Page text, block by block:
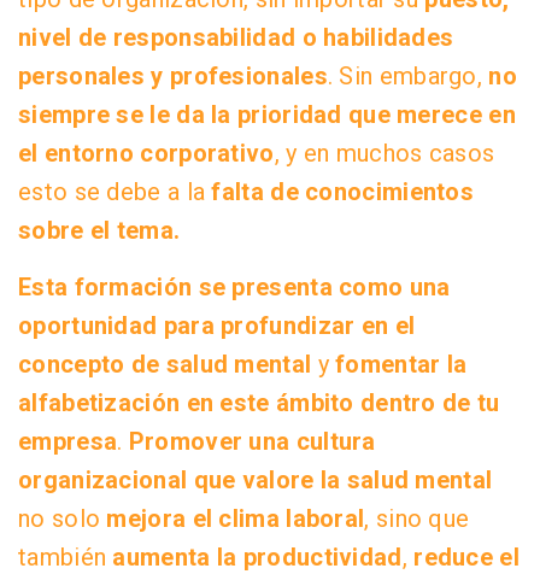
nivel de responsabilidad o habilidades
personales y profesionales. Sin embargo, no
siempre se le da la prioridad que merece en
el entorno corporativo, y en muchos casos
esto se debe a lafalta de conocimientos
sobre el tema.
Esta formación se presenta como una
oportunidad para profundizar en el
concepto de salud mental yfomentar la
alfabetización en este ámbito dentro de tu
empresa. Promover una cultura
organizacional que valore la salud mental
no solo mejora el clima laboral, sino que
también aumenta la productividad, reduce el